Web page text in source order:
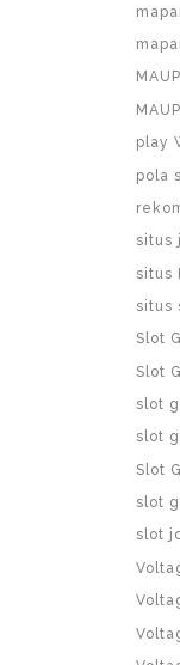
play
pola
situs
situs
situs
Slot
Slot
slot
slot
Slot
slot
slot